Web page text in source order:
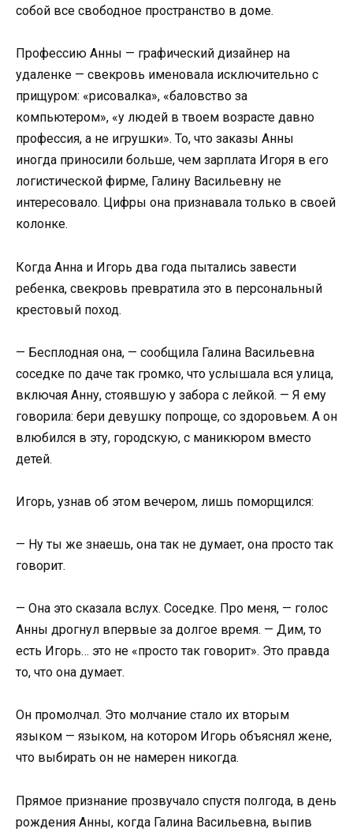
собой все свободное пространство в доме.
Профессию Анны — графический дизайнер на
удаленке — свекровь именовала исключительно с
прищуром: «рисовалка», «баловство за
компьютером», «у людей в твоем возрасте давно
профессия, а не игрушки». То, что заказы Анны
иногда приносили больше, чем зарплата Игоря в его
логистической фирме, Галину Васильевну не
интересовало. Цифры она признавала только в своей
колонке.
Когда Анна и Игорь два года пытались завести
ребенка, свекровь превратила это в персональный
крестовый поход.
— Бесплодная она, — сообщила Галина Васильевна
соседке по даче так громко, что услышала вся улица,
включая Анну, стоявшую у забора с лейкой. — Я ему
говорила: бери девушку попроще, со здоровьем. А он
влюбился в эту, городскую, с маникюром вместо
детей.
Игорь, узнав об этом вечером, лишь поморщился:
— Ну ты же знаешь, она так не думает, она просто так
говорит.
— Она это сказала вслух. Соседке. Про меня, — голос
Анны дрогнул впервые за долгое время. — Дим, то
есть Игорь… это не «просто так говорит». Это правда
то, что она думает.
Он промолчал. Это молчание стало их вторым
языком — языком, на котором Игорь объяснял жене,
что выбирать он не намерен никогда.
Прямое признание прозвучало спустя полгода, в день
рождения Анны, когда Галина Васильевна, выпив